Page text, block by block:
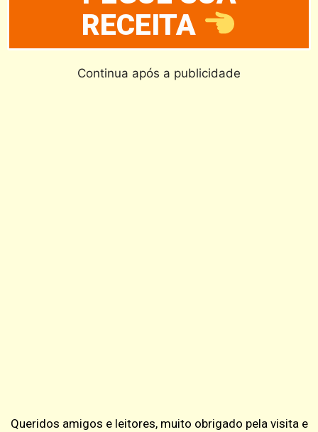
RECEITA
Continua após a publicidade
Queridos amigos e leitores, muito obrigado pela visita e